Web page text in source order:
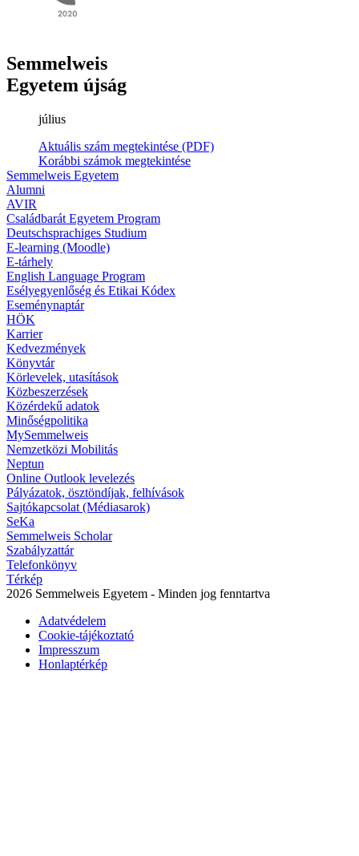
Semmelweis
Egyetem újság
július
Aktuális szám megtekintése (PDF)
Korábbi számok megtekintése
Semmelweis Egyetem
Alumni
AVIR
Családbarát Egyetem Program
Deutschsprachiges Studium
E-learning (Moodle)
E-tárhely
English Language Program
Esélyegyenlőség és Etikai Kódex
Eseménynaptár
HÖK
Karrier
Kedvezmények
Könyvtár
Körlevelek, utasítások
Közbeszerzések
Közérdekű adatok
Minőségpolitika
MySemmelweis
Nemzetközi Mobilitás
Neptun
Online Outlook levelezés
Pályázatok, ösztöndíjak, felhívások
Sajtókapcsolat (Médiasarok)
SeKa
Semmelweis Scholar
Szabályzattár
Telefonkönyv
Térkép
2026 Semmelweis Egyetem - Minden jog fenntartva
Adatvédelem
Cookie-tájékoztató
Impresszum
Honlaptérkép